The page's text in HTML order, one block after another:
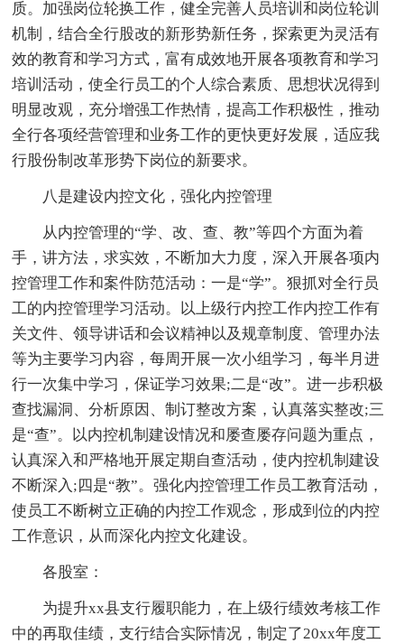
质。加强岗位轮换工作，健全完善人员培训和岗位轮训
机制，结合全行股改的新形势新任务，探索更为灵活有
效的教育和学习方式，富有成效地开展各项教育和学习
培训活动，使全行员工的个人综合素质、思想状况得到
明显改观，充分增强工作热情，提高工作积极性，推动
全行各项经营管理和业务工作的更快更好发展，适应我
行股份制改革形势下岗位的新要求。
八是建设内控文化，强化内控管理
从内控管理的“学、改、查、教”等四个方面为着
手，讲方法，求实效，不断加大力度，深入开展各项内
控管理工作和案件防范活动：一是“学”。狠抓对全行员
工的内控管理学习活动。以上级行内控工作内控工作有
关文件、领导讲话和会议精神以及规章制度、管理办法
等为主要学习内容，每周开展一次小组学习，每半月进
行一次集中学习，保证学习效果;二是“改”。进一步积极
查找漏洞、分析原因、制订整改方案，认真落实整改;三
是“查”。以内控机制建设情况和屡查屡存问题为重点，
认真深入和严格地开展定期自查活动，使内控机制建设
不断深入;四是“教”。强化内控管理工作员工教育活动，
使员工不断树立正确的内控工作观念，形成到位的内控
工作意识，从而深化内控文化建设。
各股室：
为提升xx县支行履职能力，在上级行绩效考核工作
中的再取佳绩，支行结合实际情况，制定了20xx年度工